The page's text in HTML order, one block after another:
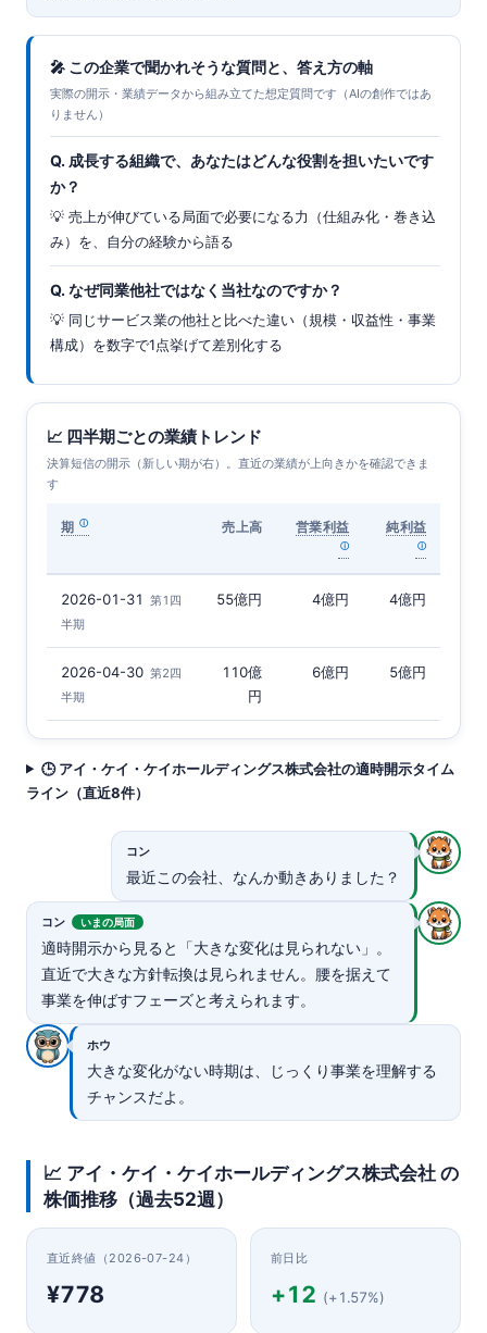
🎤 この企業で聞かれそうな質問と、答え方の軸
実際の開示・業績データから組み立てた想定質問です（AIの創作ではあ
りません）
Q. 成長する組織で、あなたはどんな役割を担いたいです
か？
💡 売上が伸びている局面で必要になる力（仕組み化・巻き込
み）を、自分の経験から語る
Q. なぜ同業他社ではなく当社なのですか？
💡 同じサービス業の他社と比べた違い（規模・収益性・事業
構成）を数字で1点挙げて差別化する
📈 四半期ごとの業績トレンド
決算短信の開示（新しい期が右）。直近の業績が上向きかを確認できま
す
期 売上高 営業利益 純利益
2026-01-31 第1四
半期
55億円 4億円 4億円
2026-04-30 第2四
半期
110億
円
6億円 5億円
🕒 アイ・ケイ・ケイホールディングス株式会社の適時開示タイム
ライン（直近8件）
コン
最近この会社、なんか動きありました？
コン いまの局面
適時開示から見ると「大きな変化は見られない」。
直近で大きな方針転換は見られません。腰を据えて
事業を伸ばすフェーズと考えられます。
ホウ
大きな変化がない時期は、じっくり事業を理解する
チャンスだよ。
📈 アイ・ケイ・ケイホールディングス株式会社 の
株価推移（過去52週）
直近終値（2026-07-24）
¥778
前日比
+12 (+1.57%)